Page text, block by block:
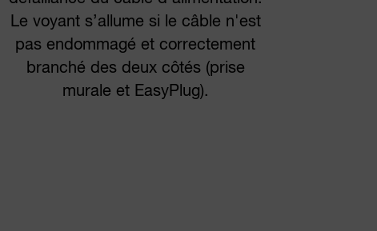
Le voyant s’allume si le câble n'est
pas endommagé et correctement
branché des deux côtés (prise
murale et EasyPlug).